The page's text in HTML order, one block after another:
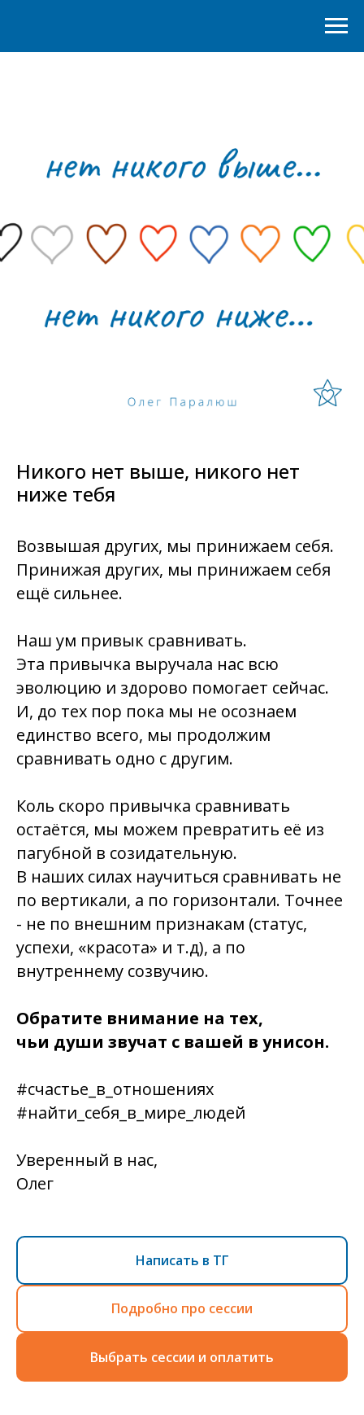
Никого нет выше, никого нет
ниже тебя
Возвышая других, мы принижаем себя.
Принижая других, мы принижаем себя
ещё сильнее.
Наш ум привык сравнивать.
Эта привычка выручала нас всю
эволюцию и здорово помогает сейчас.
И, до тех пор пока мы не осознаем
единство всего, мы продолжим
сравнивать одно с другим.
Коль скоро привычка сравнивать
остаётся, мы можем превратить её из
пагубной в созидательную.
В наших силах научиться сравнивать не
по вертикали, а по горизонтали. Точнее
- не по внешним признакам (статус,
успехи, «красота» и т.д), а по
внутреннему созвучию.
Обратите внимание на тех,
чьи души звучат с вашей в унисон.
#счастье_в_отношениях
#найти_себя_в_мире_людей
Уверенный в нас,
Олег
Написать в ТГ
Подробно про сессии
Выбрать сессии и оплатить